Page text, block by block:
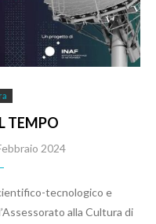
TEMPO
2024
tecnologico e
alla Cultura di